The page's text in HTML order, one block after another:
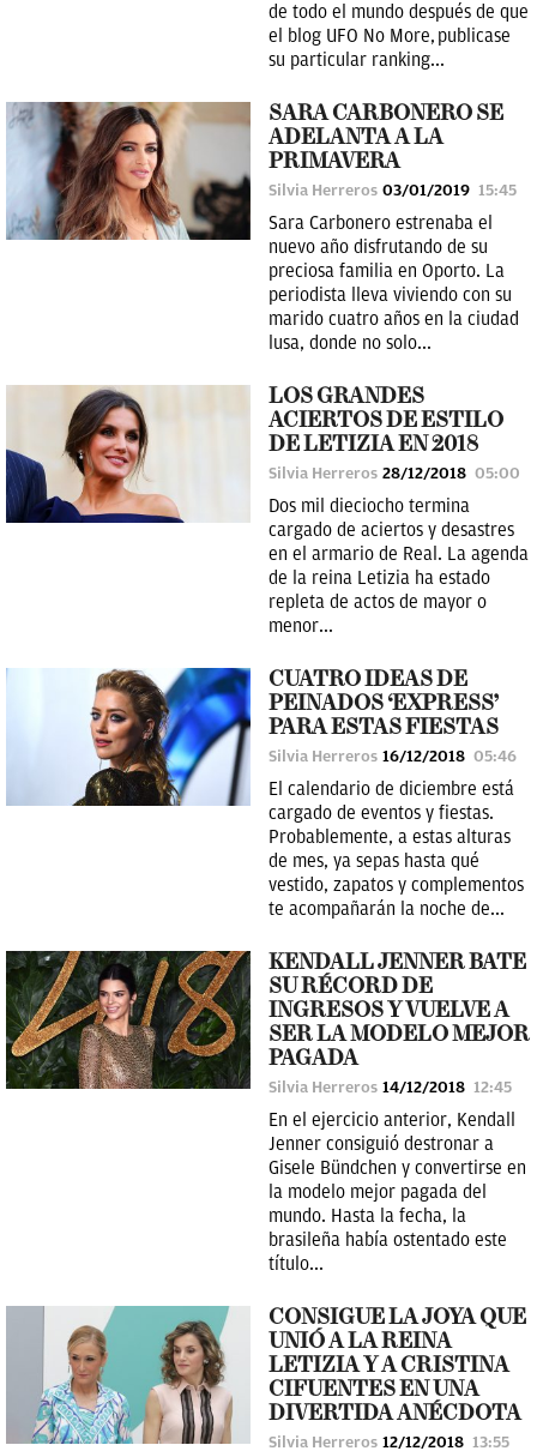
de todo el mundo después de que
el blog UFO No More, publicase
su particular ranking...
SARA CARBONERO SE
ADELANTA A LA
PRIMAVERA
Silvia Herreros 03/01/2019 15:45
Sara Carbonero estrenaba el
nuevo año disfrutando de su
preciosa familia en Oporto. La
periodista lleva viviendo con su
marido cuatro años en la ciudad
lusa, donde no solo...
LOS GRANDES
ACIERTOS DE ESTILO
DE LETIZIA EN 2018
Silvia Herreros 28/12/2018 05:00
Dos mil dieciocho termina
cargado de aciertos y desastres
en el armario de Real. La agenda
de la reina Letizia ha estado
repleta de actos de mayor o
menor...
CUATRO IDEAS DE
PEINADOS ‘EXPRESS’
PARA ESTAS FIESTAS
Silvia Herreros 16/12/2018 05:46
El calendario de diciembre está
cargado de eventos y fiestas.
Probablemente, a estas alturas
de mes, ya sepas hasta qué
vestido, zapatos y complementos
te acompañarán la noche de...
KENDALL JENNER BATE
SU RÉCORD DE
INGRESOS Y VUELVE A
SER LA MODELO MEJOR
PAGADA
Silvia Herreros 14/12/2018 12:45
En el ejercicio anterior, Kendall
Jenner consiguió destronar a
Gisele Bündchen y convertirse en
la modelo mejor pagada del
mundo. Hasta la fecha, la
brasileña había ostentado este
título...
CONSIGUE LA JOYA QUE
UNIÓ A LA REINA
LETIZIA Y A CRISTINA
CIFUENTES EN UNA
DIVERTIDA ANÉCDOTA
Silvia Herreros 12/12/2018 13:55